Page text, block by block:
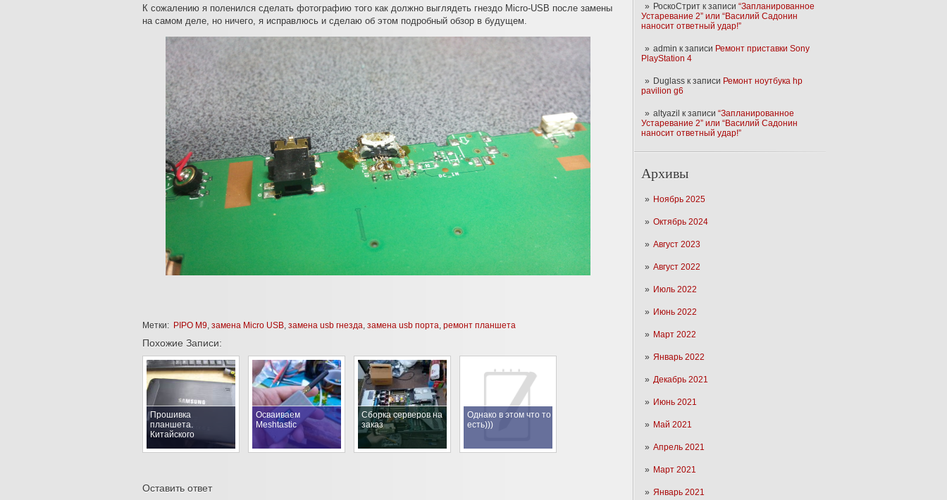
РоскоСтрит к записи “Запланированное
Устаревание 2” или “Василий Садонин
наносит ответный удар!”
admin к записи Ремонт приставки Sony
PlayStation 4
Duglass к записи Ремонт ноутбука hp
pavilion g6
altyazil к записи “Запланированное
Устаревание 2” или “Василий Садонин
наносит ответный удар!”
Архивы
Ноябрь 2025
Октябрь 2024
Август 2023
Август 2022
Июль 2022
Июнь 2022
Март 2022
Январь 2022
Декабрь 2021
Июнь 2021
Май 2021
Апрель 2021
Март 2021
Январь 2021
К сожалению я поленился сделать фотографию того как должно выглядеть гнездо Micro-USB после замены
на самом деле, но ничего, я исправлюсь и сделаю об этом подробный обзор в будущем.
Метки: PIPO M9, замена Micro USB, замена usb гнезда, замена usb порта, ремонт планшета
Похожие Записи:
Прошивка
планшета.
Китайского
Осваиваем
Meshtastic
Сборка серверов на
заказ
Однако в этом что то
есть)))
Оставить ответ